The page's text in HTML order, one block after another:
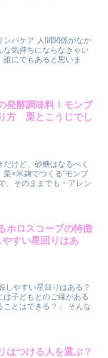
ンパケア 人間関係がなか
な気持ちにならなきゃい
にでもあると思いま
発酵調味料！モンブ
方 栗とこうじでし
けど、砂糖はなるべく
×米麹でつくる“モンブ
、そのままでも・アレン
ホロスコープの特徴
すい星回りはあ
しやすい星回りはある？
子どもとのご縁がある
とはできる？」 そんな
はつける人を選ぶ？